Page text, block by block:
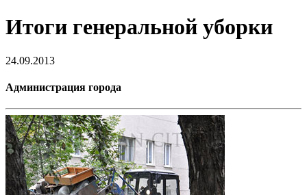
Итоги генеральной уборки
24.09.2013
Администрация города